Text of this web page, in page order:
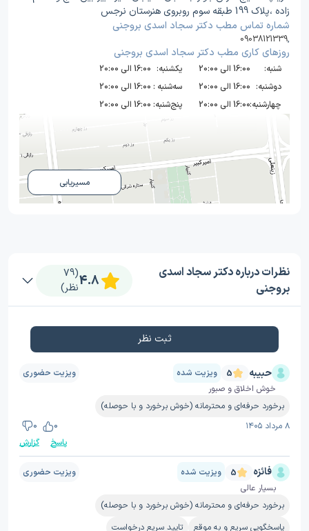
زاده ،پلاک 199 طبقه سوم روبروی هنرستان نرجس
شماره تماس مطب دکتر سجاد اسدی بروجنی
09038121339,
روز‌های کاری مطب دکتر سجاد اسدی بروجنی
شنبه: 16:00 الی 20:00 یکشنبه: 16:00 الی 20:00
دوشنبه: 16:00 الی 20:00 سه‌شنبه : 16:00 الی 20:00
چهارشنبه:16:00 الی 20:00 پنج‌شنبه: 16:00 الی 20:00
مسیریابی
نظرات درباره دکتر سجاد اسدی
بروجنی
(79
نظر)4.8
ثبت نظر
حبیبه 5 ویزیت شده
ویزیت حضوری
خوش اخلاق و صبور
برخورد حرفه‌ای و محترمانه (خوش برخورد و با حوصله)
۸ مرداد ۱۴۰۵
0
0
پاسخ
گزارش
فائزه 5 ویزیت شده
ویزیت حضوری
بسیار عالی
برخورد حرفه‌ای و محترمانه (خوش برخورد و با حوصله)
پاسخگویی سریع و به موقع
تایید سریع درخواست